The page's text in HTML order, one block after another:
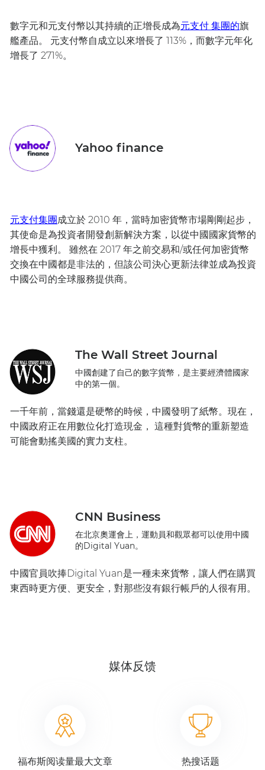
數字元和元支付幣以其持續的正增長成為元支付 集團的旗
艦產品。 元支付幣自成立以來增長了 113%，而數字元年化
增長了 271%。
Yahoo finance
元支付集團成立於 2010 年，當時加密貨幣市場剛剛起步，
其使命是為投資者開發創新解決方案，以從中國國家貨幣的
增長中獲利。 雖然在 2017 年之前交易和/或任何加密貨幣
交換在中國都是非法的，但該公司決心更新法律並成為投資
中國公司的全球服務提供商。
The Wall Street Journal
中國創建了自己的數字貨幣，是主要經濟體國家
中的第一個。
一千年前，當錢還是硬幣的時候，中國發明了紙幣。現在，
中國政府正在用數位化打造現金， 這種對貨幣的重新塑造
可能會動搖美國的實力支柱。
CNN Business
在北京奧運會上，運動員和觀眾都可以使用中國
的Digital Yuan。
中國官員吹捧Digital Yuan是一種未來貨幣，讓人們在購買
東西時更方便、更安全，對那些沒有銀行帳戶的人很有用。
媒体反馈
福布斯阅读量最大文章 热搜话题